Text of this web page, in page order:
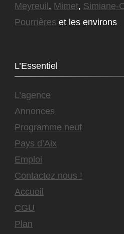
Meyreuil, Mimet, Simiane-
Pourrières et les environs
L’Essentiel
L’agence
Annonces
Programme neuf
Pays d’Aix
Emploi
Contactez nous !
Accueil
CGU
Plan